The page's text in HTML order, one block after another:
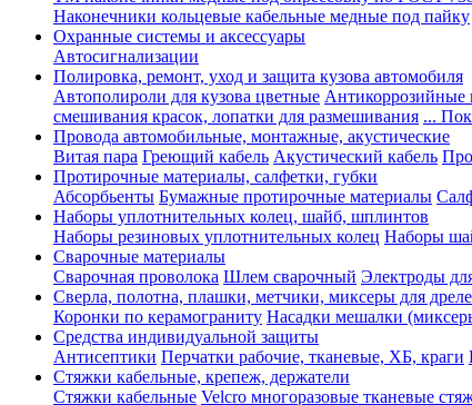
Наконечники кольцевые кабельные медные под пайку
Охранные системы и аксессуары
Автосигнализации
Полировка, ремонт, уход и защита кузова автомобиля
Автополироли для кузова цветные Антикоррозийные
смешивания красок, лопатки для размешивания ...
Провода автомобильные, монтажные, акустические
Витая пара Греющий кабель Акустический кабель
Протирочные материалы, салфетки, губки
Абсорбьенты Бумажные протирочные материалы
Наборы уплотнительных колец, шайб, шплинтов
Наборы резиновых уплотнительных колец Наборы
Сварочные материалы
Сварочная проволока Шлем сварочный Электроды
Сверла, полотна, плашки, метчики, миксеры для
Коронки по керамограниту Насадки мешалки
Средства индивидуальной защиты
Антисептики Перчатки рабочие, тканевые, ХБ, краги
Стяжки кабельные, крепеж, держатели
Стяжки кабельные Velcro многоразовые тканевые